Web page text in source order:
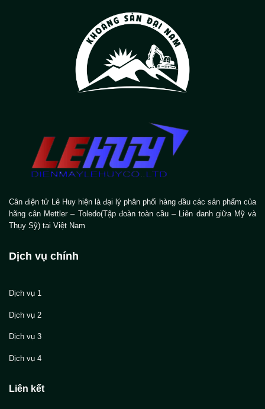
Cân điện tử Lê Huy hiện là đại lý phân phối hàng đầu các sản phẩm của
hãng cân Mettler – Toledo(Tập đoàn toàn cầu – Liên danh giữa Mỹ và
Thụy Sỹ) tại Việt Nam
Dịch vụ chính
Dịch vụ 1
Dịch vụ 2
Dịch vụ 3
Dịch vụ 4
Liên kết